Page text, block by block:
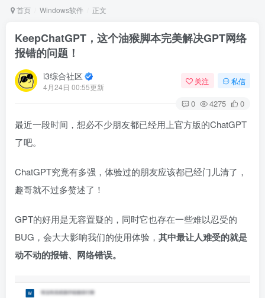
首页 Windows软件 正文
KeepChatGPT，这个油猴脚本完美解决GPT网络
报错的问题！
i3综合社区
4月24日 00:55更新
关注 私信
0 4275 0
最近一段时间，想必不少朋友都已经用上官方版的ChatGPT
了吧。
ChatGPT究竟有多强，体验过的朋友应该都已经门儿清了，
趣哥就不过多赘述了！
GPT的好用是无容置疑的，同时它也存在一些难以忍受的
BUG，会大大影响我们的使用体验， 其中最让人难受的就是
动不动的报错、网络错误。